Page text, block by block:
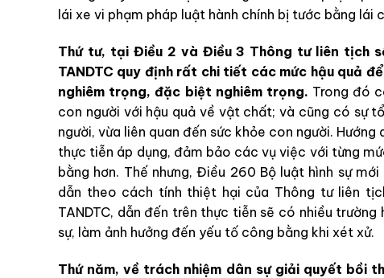
lái xe vi phạm pháp luật hành chính bị tước bằng lái
Thứ tư, tại Điều 2 và Điều 3 Thông tư liên tịch
TANDTC quy định rất chi tiết các mức hậu quả
nghiêm trọng, đặc biệt nghiêm trọng. Trong đó
con người với hậu quả về vật chất; và cũng có sự
người, vừa liên quan đến sức khỏe con người.
thực tiễn áp dụng, đảm bảo các vụ việc với từng
bằng hơn. Thế nhưng, Điều 260 Bộ luật hình sự
dẫn theo cách tính thiệt hại của Thông tư liên
TANDTC, dẫn đến trên thực tiễn sẽ có nhiều
sự, làm ảnh hưởng đến yếu tố công bằng khi xét xử.
Thứ năm, về trách nhiệm dân sự giải quyết bồi